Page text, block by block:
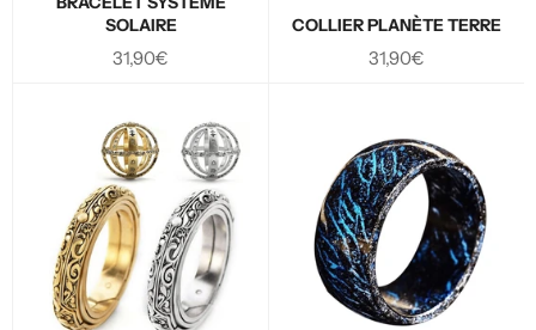
SOLAIRE
Prix
31,90€
COLLIER PLANÈTE TERRE
Prix
31,90€